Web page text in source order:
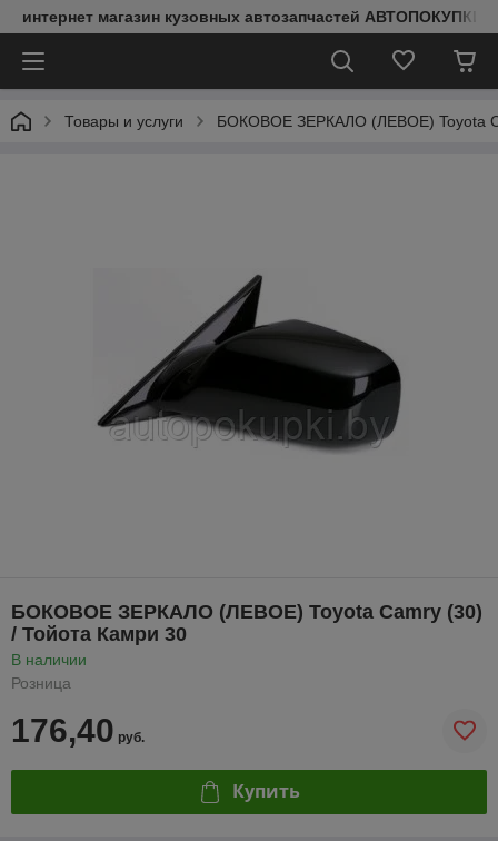
интернет магазин кузовных автозапчастей АВТОПОКУПКИ
Товары и услуги БОКОВОЕ ЗЕРКАЛО (ЛЕВОЕ) Toyota
БОКОВОЕ ЗЕРКАЛО (ЛЕВОЕ) Toyota Camry (30)
/ Тойота Камри 30
В наличии
Розница
176,40 руб.
Купить